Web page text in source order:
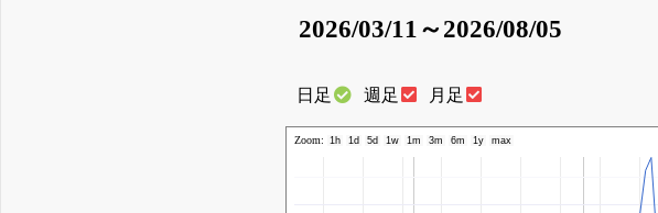
2026/03/11～2026/08/05
日足 週足 月足
Zoom: 1h 1d 5d 1w 1m 3m 6m 1y max